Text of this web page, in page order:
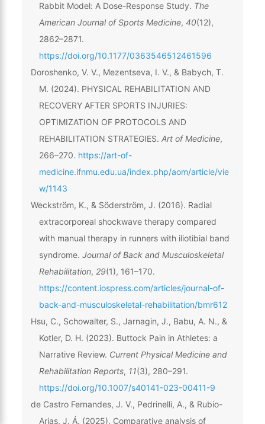
Rabbit Model: A Dose-Response Study. The
American Journal of Sports Medicine, 40(12),
2862–2871.
https://doi.org/10.1177/0363546512461596
Doroshenko, V. V., Mezentseva, I. V., & Babych, T.
M. (2024). PHYSICAL REHABILITATION AND
RECOVERY AFTER SPORTS INJURIES:
OPTIMIZATION OF PROTOCOLS AND
REHABILITATION STRATEGIES. Art of Medicine,
266–270. https://art-of-
medicine.ifnmu.edu.ua/index.php/aom/article/vie
w/1143
Weckström, K., & Söderström, J. (2016). Radial
extracorporeal shockwave therapy compared
with manual therapy in runners with iliotibial band
syndrome. Journal of Back and Musculoskeletal
Rehabilitation, 29(1), 161–170.
https://content.iospress.com/articles/journal-of-
back-and-musculoskeletal-rehabilitation/bmr612
Hsu, C., Schowalter, S., Jarnagin, J., Babu, A. N., &
Kotler, D. H. (2023). Buttock Pain in Athletes: a
Narrative Review. Current Physical Medicine and
Rehabilitation Reports, 11(3), 280–291.
https://doi.org/10.1007/s40141-023-00411-9
de Castro Fernandes, J. V., Pedrinelli, A., & Rubio-
Arias, J. Á. (2025). Comparative analysis of